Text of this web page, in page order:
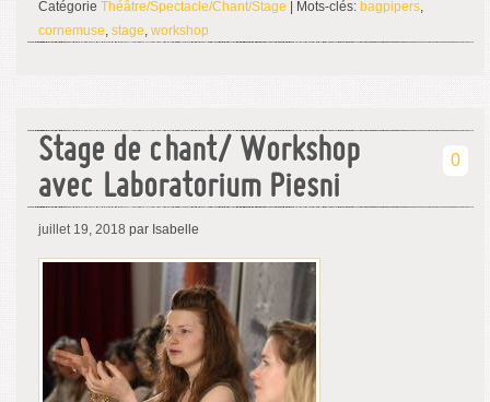
Catégorie Théâtre/Spectacle/Chant/Stage | Mots-clés: bagpipers,
cornemuse, stage, workshop
Stage de chant/ Workshop
avec Laboratorium Piesni
0
juillet 19, 2018 par Isabelle